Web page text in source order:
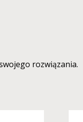
rozwiązania.